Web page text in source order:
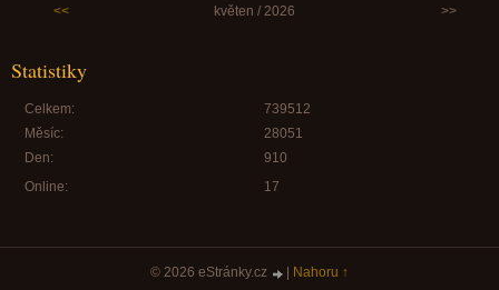
<< květen / 2026 >>
Statistiky
Online: 17
Celkem:
739512
Měsíc:
28051
Den:
910
© 2026 eStránky.cz Nahoru ↑